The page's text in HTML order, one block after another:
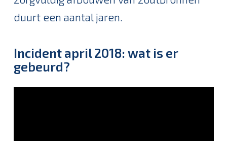
duurt een aantal jaren.
Incident april 2018: wat is er
gebeurd?